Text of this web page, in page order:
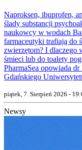
Naproksen, ibuprofen,
ślady substancji
naukowcy w wodach
farmaceutyki trafiają do
zwierzętom? I dlaczego
śmieci lub do toalety
PharmaSea opowiada
Gdańskiego
piątek, 7. Sierpień 2026 -
Newsy